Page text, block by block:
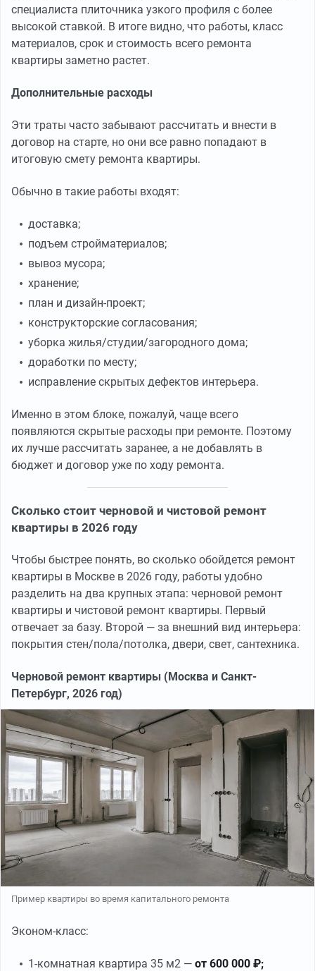
специалиста плиточника узкого профиля с более
высокой ставкой. В итоге видно, что работы, класс
материалов, срок и стоимость всего ремонта
квартиры заметно растет.
Дополнительные расходы
Эти траты часто забывают рассчитать и внести в
договор на старте, но они все равно попадают в
итоговую смету ремонта квартиры.
Обычно в такие работы входят:
доставка;
подъем стройматериалов;
вывоз мусора;
хранение;
план и дизайн-проект;
конструкторские согласования;
уборка жилья/студии/загородного дома;
доработки по месту;
исправление скрытых дефектов интерьера.
Именно в этом блоке, пожалуй, чаще всего
появляются скрытые расходы при ремонте. Поэтому
их лучше рассчитать заранее, а не добавлять в
бюджет и договор уже по ходу ремонта.
Сколько стоит черновой и чистовой ремонт
квартиры в 2026 году
Чтобы быстрее понять, во сколько обойдется ремонт
квартиры в Москве в 2026 году, работы удобно
разделить на два крупных этапа: черновой ремонт
квартиры и чистовой ремонт квартиры. Первый
отвечает за базу. Второй — за внешний вид интерьера:
покрытия стен/пола/потолка, двери, свет, сантехника.
Черновой ремонт квартиры (Москва и Санкт-
Петербург, 2026 год)
Пример квартиры во время капитального ремонта
Эконом-класс:
1-комнатная квартира 35 м2 — от 600 000 ₽;